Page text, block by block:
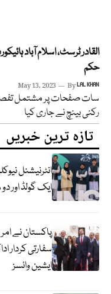
القادر ٹرسٹ، اسلام آباد
حکم
May 13, 2023 ByLAL KHAN
سات صفحات پر مشتمل
رکنی بینچ نے جاری کیا
تازہ ترین خبریں
ایک گولڈ اور
پاکستان نے
سفارتی کردار
ایشین وائسز